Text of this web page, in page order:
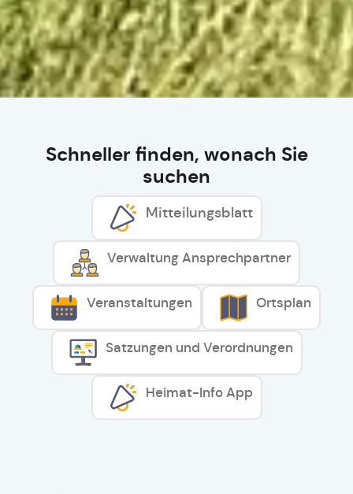
Schneller finden, wonach Sie
suchen
Mitteilungsblatt
Verwaltung Ansprechpartner
Veranstaltungen Ortsplan
Satzungen und Verordnungen
Heimat-Info App